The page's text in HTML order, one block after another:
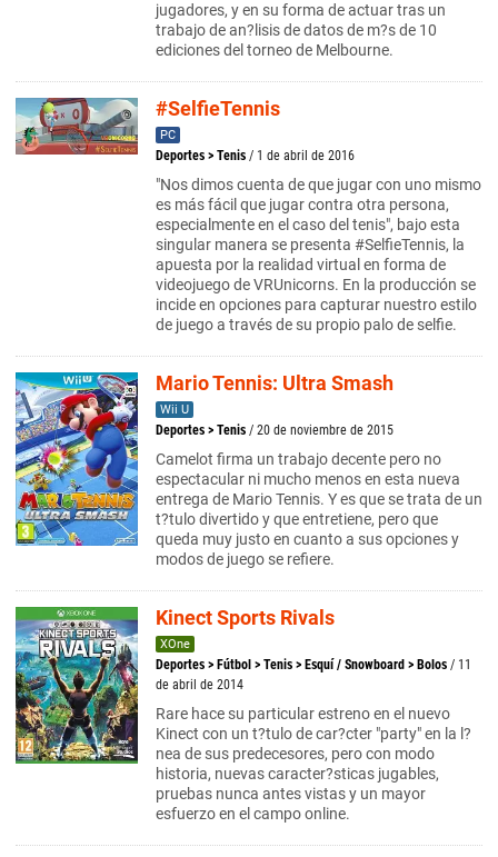
jugadores, y en su forma de actuar tras un
trabajo de an?lisis de datos de m?s de 10
ediciones del torneo de Melbourne.
#SelfieTennis
PC
Deportes > Tenis / 1 de abril de 2016
"Nos dimos cuenta de que jugar con uno mismo
es más fácil que jugar contra otra persona,
especialmente en el caso del tenis", bajo esta
singular manera se presenta #SelfieTennis, la
apuesta por la realidad virtual en forma de
videojuego de VRUnicorns. En la producción se
incide en opciones para capturar nuestro estilo
de juego a través de su propio palo de selfie.
Mario Tennis: Ultra Smash
Wii U
Deportes > Tenis / 20 de noviembre de 2015
Camelot firma un trabajo decente pero no
espectacular ni mucho menos en esta nueva
entrega de Mario Tennis. Y es que se trata de un
t?tulo divertido y que entretiene, pero que
queda muy justo en cuanto a sus opciones y
modos de juego se refiere.
Kinect Sports Rivals
XOne
Deportes > Fútbol > Tenis > Esquí / Snowboard > Bolos / 11
de abril de 2014
Rare hace su particular estreno en el nuevo
Kinect con un t?tulo de car?cter "party" en la l?
nea de sus predecesores, pero con modo
historia, nuevas caracter?sticas jugables,
pruebas nunca antes vistas y un mayor
esfuerzo en el campo online.